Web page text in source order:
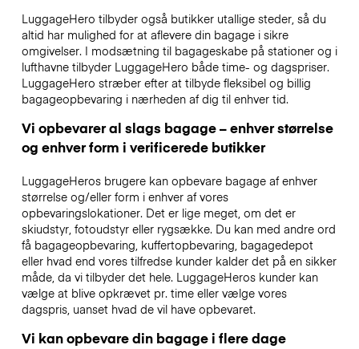
LuggageHero tilbyder også butikker utallige steder, så du
altid har mulighed for at aflevere din bagage i sikre
omgivelser. I modsætning til bagageskabe på stationer og i
lufthavne tilbyder LuggageHero både time- og dagspriser.
LuggageHero stræber efter at tilbyde fleksibel og billig
bagageopbevaring i nærheden af dig til enhver tid.
Vi opbevarer al slags bagage – enhver størrelse
og enhver form i verificerede butikker
LuggageHeros brugere kan opbevare bagage af enhver
størrelse og/eller form i enhver af vores
opbevaringslokationer. Det er lige meget, om det er
skiudstyr, fotoudstyr eller rygsække. Du kan med andre ord
få bagageopbevaring, kuffertopbevaring, bagagedepot
eller hvad end vores tilfredse kunder kalder det på en sikker
måde, da vi tilbyder det hele. LuggageHeros kunder kan
vælge at blive opkrævet pr. time eller vælge vores
dagspris, uanset hvad de vil have opbevaret.
Vi kan opbevare din bagage i flere dage